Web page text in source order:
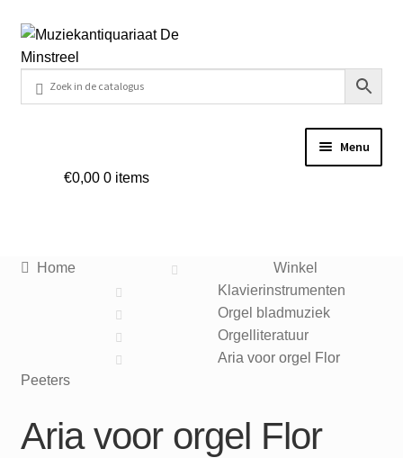
Ga
door
navigatie
Ga
naar
inhoud
Menu
Veel gestelde vragen
Mijn account
€0,00 0 items
Home
Winkel
Klavierinstrumenten
Orgel bladmuziek
Orgelliteratuur
Aria voor orgel Flor
Peeters
Aria voor orgel Flor